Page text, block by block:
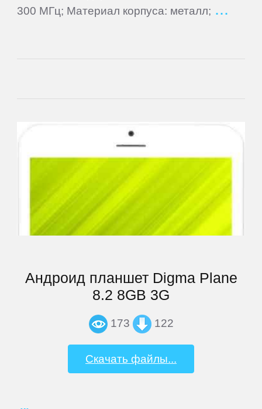
300 МГц; Материал корпуса: металл;
Андроид планшет Digma Plane
8.2 8GB 3G
173 122
Скачать файлы...
OnePlus
Oukitel
Panasonic